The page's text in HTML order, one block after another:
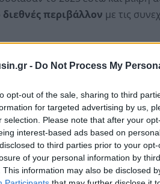
- Do Not Process My
opt-out of the sale, sharing to third
for targeted advertising by us,
selection. Please note that after your
interest-based ads based on
to third parties prior to your
of your personal information by
This information may also be disclosed
περιβάλλον με τις
ότι στην πρώτη θέση των
τα οποία
πρώτες ύλες για βιομηχανικά